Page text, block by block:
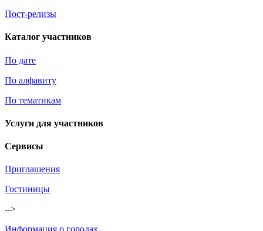
Пост-релизы
Каталог участников
По дате
По алфавиту
По тематикам
Услуги для участников
Сервисы
Приглашения
Гостиницы
-->